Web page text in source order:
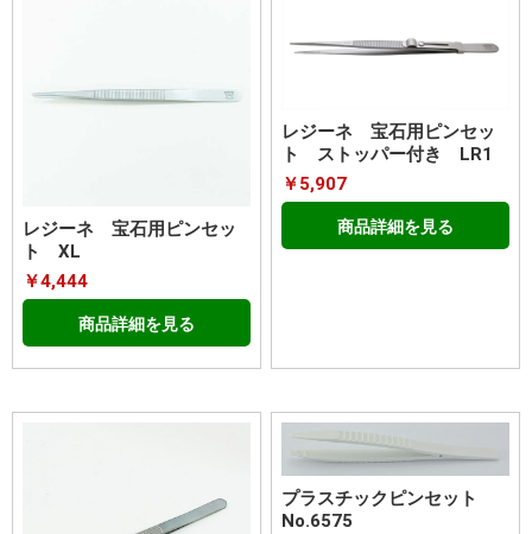
レジーネ 宝石用ピンセッ
ト XL
￥4,444
商品詳細を見る
レジーネ 宝石用ピンセッ
ト ストッパー付き LR1
￥5,907
商品詳細を見る
プラスチックピンセット
No.6575